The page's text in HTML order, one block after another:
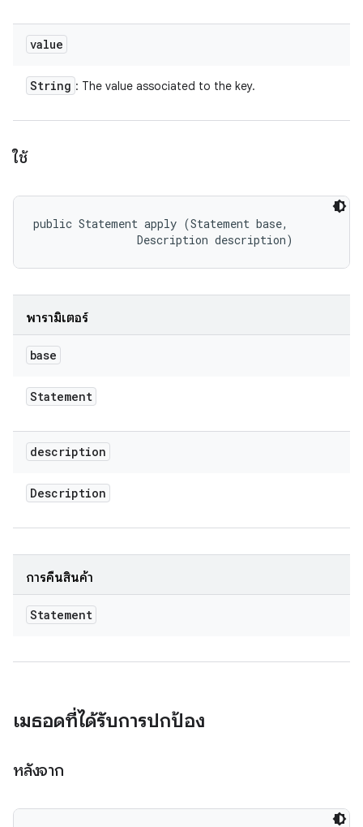
value
String : The value associated to the key.
ใช้
public Statement apply (Statement base,
                Description description)
พารามิเตอร์
base
Statement
description
Description
การคืนสินค้า
Statement
เมธอดที่ได้รับการปกป้อง
หลังจาก